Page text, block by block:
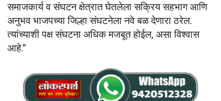
समाजकार्य व संघटन क्षेत्रात घेतलेला सक्रिय सहभाग आणि
अनुभव भाजपच्या जिल्हा संघटनेला नवे बळ देणारा ठरेल.
त्यांच्याशी पक्ष संघटना अधिक मजबूत होईल, असा विश्वास
आहे.”